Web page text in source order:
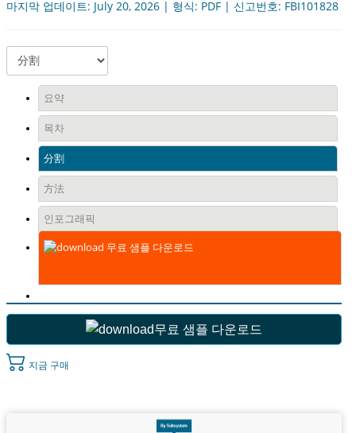
마지막 업데이트: July 20, 2026 | 형식: PDF | 신고번호: FBI101828
요약
목차
分割
方法
인포그래픽
무료 샘플 다운로드
무료 샘플 다운로드
지금 구매